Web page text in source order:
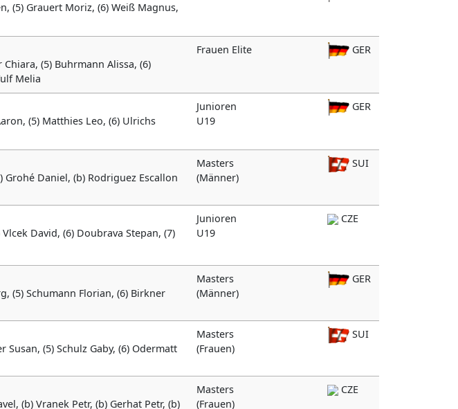
(5) Grauert Moriz, (6) Weiß Magnus,
(5) Buhrmann Alissa, (6)
Melia
Frauen Elite GER
(5) Matthies Leo, (6) Ulrichs
Junioren
U19
GER
Grohé Daniel, (b) Rodriguez Escallon
Masters
(Männer)
SUI
David, (6) Doubrava Stepan, (7)
Junioren
U19
CZE
(5) Schumann Florian, (6) Birkner
Masters
(Männer)
GER
(5) Schulz Gaby, (6) Odermatt
Masters
(Frauen)
SUI
(b) Vranek Petr, (b) Gerhat Petr, (b)
Masters
(Frauen)
CZE